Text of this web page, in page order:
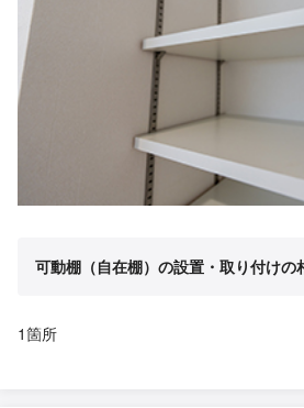
可動棚（自在棚）の設置・取り付けの
1箇所